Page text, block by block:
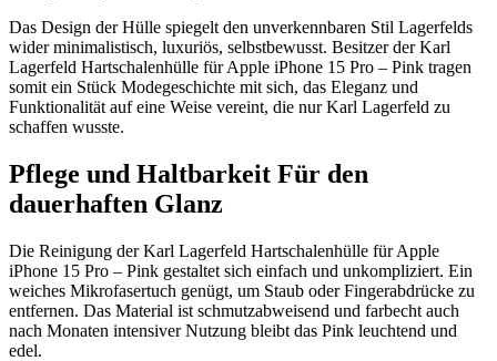
Das Design der Hülle spiegelt den unverkennbaren Stil Lagerfelds
wider minimalistisch, luxuriös, selbstbewusst. Besitzer der Karl
Lagerfeld Hartschalenhülle für Apple iPhone 15 Pro – Pink tragen
somit ein Stück Modegeschichte mit sich, das Eleganz und
Funktionalität auf eine Weise vereint, die nur Karl Lagerfeld zu
schaffen wusste.
Pflege und Haltbarkeit Für den
dauerhaften Glanz
Die Reinigung der Karl Lagerfeld Hartschalenhülle für Apple
iPhone 15 Pro – Pink gestaltet sich einfach und unkompliziert. Ein
weiches Mikrofasertuch genügt, um Staub oder Fingerabdrücke zu
entfernen. Das Material ist schmutzabweisend und farbecht auch
nach Monaten intensiver Nutzung bleibt das Pink leuchtend und
edel.